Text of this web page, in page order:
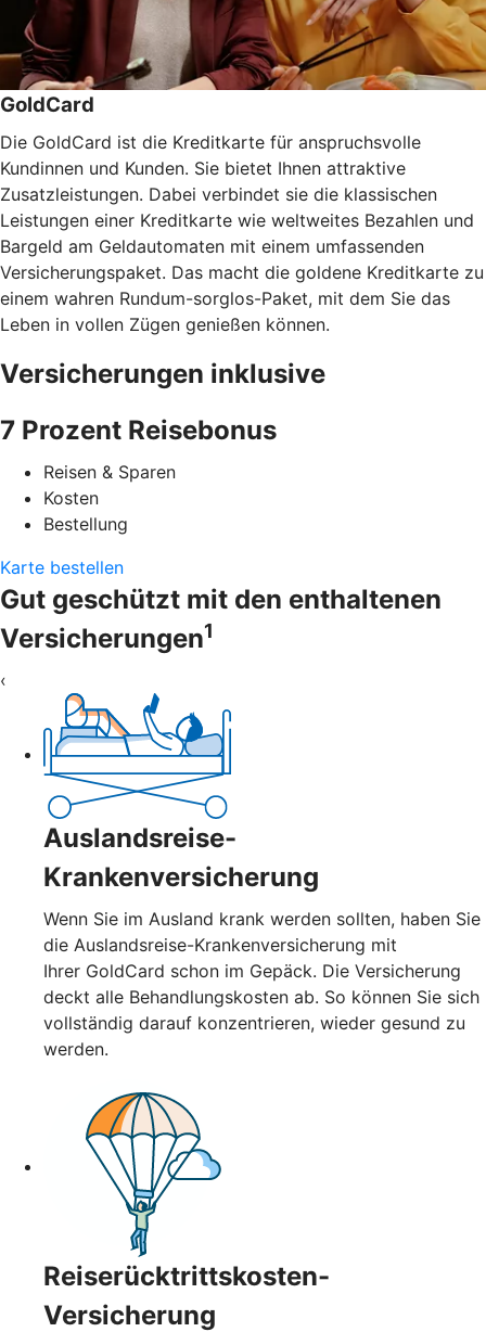
GoldCard
Die GoldCard ist die Kreditkarte für anspruchsvolle
Kundinnen und Kunden. Sie bietet Ihnen attraktive
Zusatzleistungen. Dabei verbindet sie die klassischen
Leistungen einer Kreditkarte wie weltweites Bezahlen und
Bargeld am Geldautomaten mit einem umfassenden
Versicherungspaket. Das macht die goldene Kreditkarte zu
einem wahren Rundum-sorglos-Paket, mit dem Sie das
Leben in vollen Zügen genießen können.
Versicherungen inklusive
7 Prozent Reisebonus
Reisen & Sparen
Kosten
Bestellung
Karte bestellen
Gut geschützt mit den enthaltenen
Versicherungen1
‹
Auslandsreise-
Krankenversicherung
Wenn Sie im Ausland krank werden sollten, haben Sie
die Auslandsreise-Krankenversicherung mit
Ihrer GoldCard schon im Gepäck. Die Versicherung
deckt alle Behandlungskosten ab. So können Sie sich
vollständig darauf konzentrieren, wieder gesund zu
werden.
Reiserücktrittskosten-
Versicherung